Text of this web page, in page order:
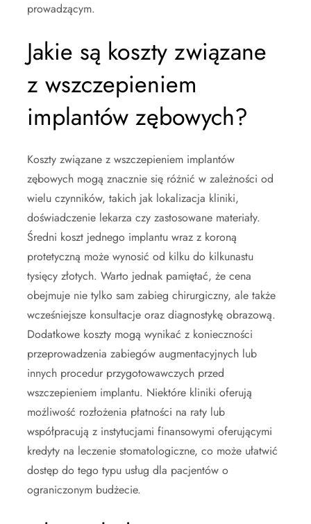
prowadzącym.
Jakie są koszty związane
z wszczepieniem
implantów zębowych?
Koszty związane z wszczepieniem implantów
zębowych mogą znacznie się różnić w zależności od
wielu czynników, takich jak lokalizacja kliniki,
doświadczenie lekarza czy zastosowane materiały.
Średni koszt jednego implantu wraz z koroną
protetyczną może wynosić od kilku do kilkunastu
tysięcy złotych. Warto jednak pamiętać, że cena
obejmuje nie tylko sam zabieg chirurgiczny, ale także
wcześniejsze konsultacje oraz diagnostykę obrazową.
Dodatkowe koszty mogą wynikać z konieczności
przeprowadzenia zabiegów augmentacyjnych lub
innych procedur przygotowawczych przed
wszczepieniem implantu. Niektóre kliniki oferują
możliwość rozłożenia płatności na raty lub
współpracują z instytucjami finansowymi oferującymi
kredyty na leczenie stomatologiczne, co może ułatwić
dostęp do tego typu usług dla pacjentów o
ograniczonym budżecie.